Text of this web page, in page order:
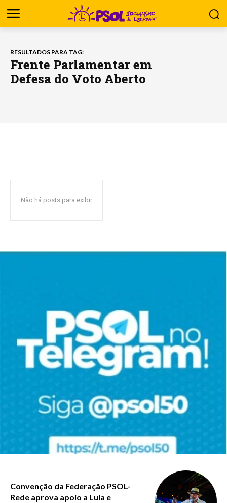
RESULTADOS PARA TAG:
Frente Parlamentar em
Defesa do Voto Aberto
Não há posts para exibir
Convenção da Federação PSOL-
Rede aprova apoio a Lula e